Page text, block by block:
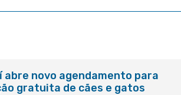
abre novo agendamento para
gratuita de cães e gatos